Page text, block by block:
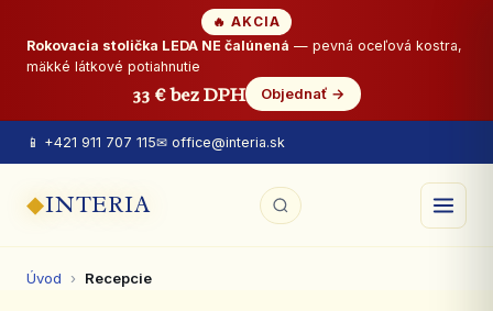
🔥 AKCIA
Rokovacia stolička LEDA NE čalúnená — pevná oceľová kostra,
mäkké látkové potiahnutie
33 € bez DPH Objednať →
📱 +421 911 707 115✉ office@interia.sk
◆INTERIA
Úvod › Recepcie